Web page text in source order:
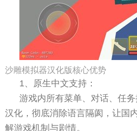
沙雕模拟器汉化版核心优势
1、原生中文支持：
游戏内所有菜单、对话、任
汉化，彻底消除语言隔阂，让国
解游戏机制与剧情。